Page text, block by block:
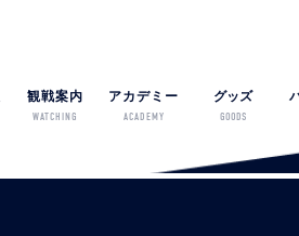
観戦案内
WATCHING
アカデミー
ACADEMY
グッズ
GOODS